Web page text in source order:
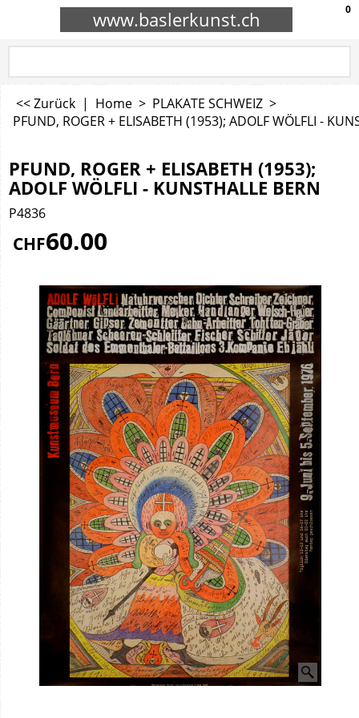
www.baslerkunst.ch 0
<< Zurück | Home > PLAKATE SCHWEIZ >
PFUND, ROGER + ELISABETH (1953); ADOLF WÖLFLI -
PFUND, ROGER + ELISABETH (1953);
ADOLF WÖLFLI - KUNSTHALLE BERN
P4836
CHF60.00